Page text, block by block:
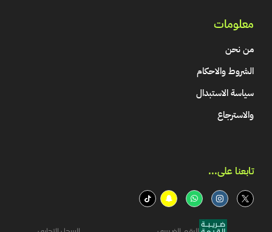
معلومات
من نحن
الشروط والاحكام
سياسة الاستبدال
والاسترجاع
تابعنا على...​